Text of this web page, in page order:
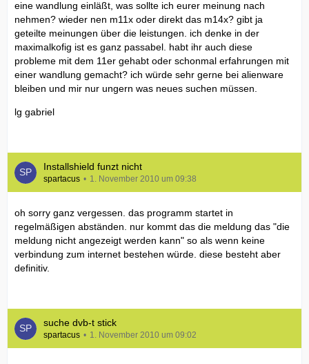
eine wandlung einläßt, was sollte ich eurer meinung nach
nehmen? wieder nen m11x oder direkt das m14x? gibt ja
geteilte meinungen über die leistungen. ich denke in der
maximalkofig ist es ganz passabel. habt ihr auch diese
probleme mit dem 11er gehabt oder schonmal erfahrungen mit
einer wandlung gemacht? ich würde sehr gerne bei alienware
bleiben und mir nur ungern was neues suchen müssen.
lg gabriel
Installshield funzt nicht
spartacus 1. November 2010 um 09:38
oh sorry ganz vergessen. das programm startet in
regelmäßigen abständen. nur kommt das die meldung das "die
meldung nicht angezeigt werden kann" so als wenn keine
verbindung zum internet bestehen würde. diese besteht aber
definitiv.
suche dvb-t stick
spartacus 1. November 2010 um 09:02